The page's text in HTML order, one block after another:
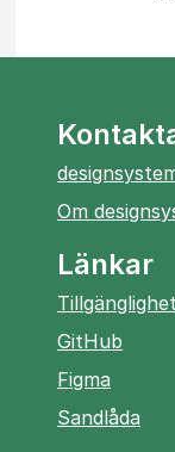
Om
Länkar
GitHub
öppnas
i
ny
flik
Figma
öppnas
iSandlåda
öppnas